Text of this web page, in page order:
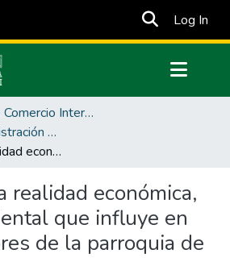
Log In
Facultad de Comercio Internacional, Integración, Administración y Economía Empresarial
Carrera de Administración de Empresas y Marketing
Análisis de la realidad económica, social y ambiental que influye en los papicultores de la parroquia de Huaca
realidad económica,
que influye en
de la parroquia de